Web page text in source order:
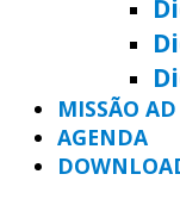
MISSÃO
AGENDA